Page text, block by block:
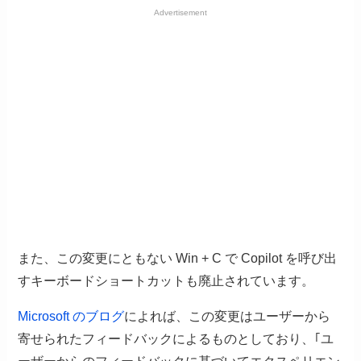
Advertisement
また、この変更にともない Win + C で Copilot を呼び出
すキーボードショートカットも廃止されています。
Microsoft のブログによれば、この変更はユーザーから
寄せられたフィードバックによるものとしており、｢ユ